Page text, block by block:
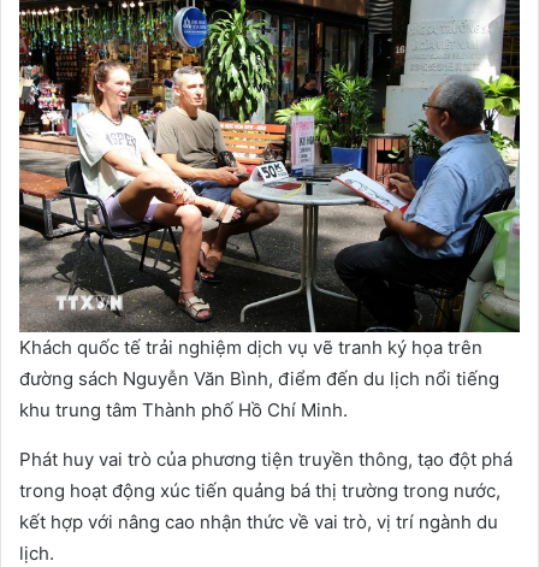
Khách quốc tế trải nghiệm dịch vụ vẽ tranh ký họa trên
đường sách Nguyễn Văn Bình, điểm đến du lịch nổi tiếng
khu trung tâm Thành phố Hồ Chí Minh.
Phát huy vai trò của phương tiện truyền thông, tạo đột phá
trong hoạt động xúc tiến quảng bá thị trường trong nước,
kết hợp với nâng cao nhận thức về vai trò, vị trí ngành du
lịch.